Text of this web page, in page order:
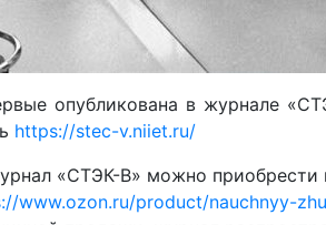
опубликована в журнале
https://stec-v.niiet.ru/
«СТЭК-В» можно приобрести
www.ozon.ru/product/nauchnyy-